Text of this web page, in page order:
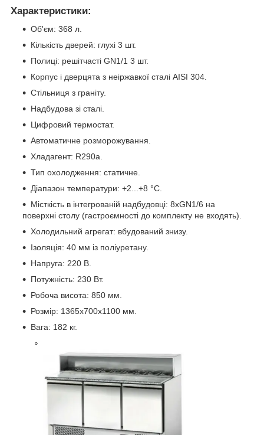
Характеристики:
Об'єм: 368 л.
Кількість дверей: глухі 3 шт.
Полиці: решітчасті GN1/1 3 шт.
Корпус і дверцята з неіржавкої сталі AISI 304.
Стільниця з граніту.
Надбудова зі сталі.
Цифровий термостат.
Автоматичне розморожування.
Хладагент: R290a.
Тип охолодження: статичне.
Діапазон температури: +2...+8 °C.
Місткість в інтегрованій надбудовці: 8хGN1/6 на
поверхні столу (гастроємності до комплекту не входять).
Холодильний агрегат: вбудований знизу.
Ізоляція: 40 мм із поліуретану.
Напруга: 220 В.
Потужність: 230 Вт.
Робоча висота: 850 мм.
Розмір: 1365х700х1100 мм.
Вага: 182 кг.